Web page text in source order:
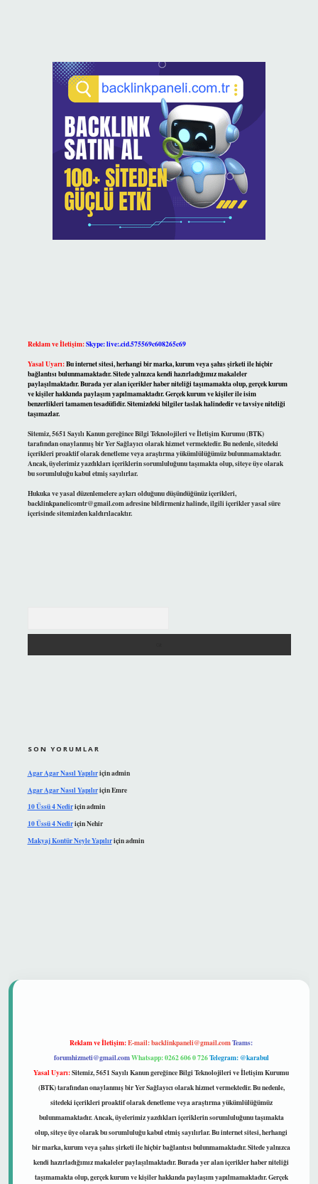
Reklam ve İletişim:Skype: live:.cid.575569c608265c69
Yasal Uyarı:Bu internet sitesi, herhangi bir marka, kurum veya şahıs şirketi ile hiçbir
bağlantısı bulunmamaktadır. Sitede yalnızca kendi hazırladığımız makaleler
paylaşılmaktadır. Burada yer alan içerikler haber niteliği taşımamakta olup, gerçek kurum
ve kişiler hakkında paylaşım yapılmamaktadır. Gerçek kurum ve kişiler ile isim
benzerlikleri tamamen tesadüfidir. Sitemizdeki bilgiler taslak halindedir ve tavsiye niteliği
taşımazlar.
Sitemiz, 5651 Sayılı Kanun gereğince Bilgi Teknolojileri ve İletişim Kurumu (BTK)
tarafından onaylanmış bir Yer Sağlayıcı olarak hizmet vermektedir. Bu nedenle, sitedeki
içerikleri proaktif olarak denetleme veya araştırma yükümlülüğümüz bulunmamaktadır.
Ancak, üyelerimiz yazdıkları içeriklerin sorumluluğunu taşımakta olup, siteye üye olarak
bu sorumluluğu kabul etmiş sayılırlar.
Hukuka ve yasal düzenlemelere aykırı olduğunu düşündüğünüz içerikleri,
backlinkpanelicomtr@gmail.comadresine bildirmeniz halinde, ilgili içerikler yasal süre
içerisinde sitemizden kaldırılacaktır.
SON YORUMLAR
Agar Agar Nasıl Yapılıriçinadmin
Agar Agar Nasıl YapılıriçinEmre
10 Üssü 4 Nediriçinadmin
10 Üssü 4 NediriçinNehir
Makyaj Kontür Neyle Yapılıriçinadmin
Reklam ve İletişim:E-mail:backlinkpaneli@gmail.comTeams:
forumhizmeti@gmail.comWhatsapp: 0262 606 0 726Telegram: @karabul
Yasal Uyarı:Sitemiz, 5651 Sayılı Kanun gereğince Bilgi Teknolojileri ve İletişim Kurumu
(BTK) tarafından onaylanmış bir Yer Sağlayıcı olarak hizmet vermektedir. Bu nedenle,
sitedeki içerikleri proaktif olarak denetleme veya araştırma yükümlülüğümüz
bulunmamaktadır. Ancak, üyelerimiz yazdıkları içeriklerin sorumluluğunu taşımakta
olup, siteye üye olarak bu sorumluluğu kabul etmiş sayılırlar. Bu internet sitesi, herhangi
bir marka, kurum veya şahıs şirketi ile hiçbir bağlantısı bulunmamaktadır. Sitede yalnızca
kendi hazırladığımız makaleler paylaşılmaktadır. Burada yer alan içerikler haber niteliği
taşımamakta olup, gerçek kurum ve kişiler hakkında paylaşım yapılmamaktadır. Gerçek